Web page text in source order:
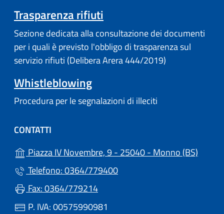
Trasparenza rifiuti
Sezione dedicata alla consultazione dei documenti
per i quali è previsto l'obbligo di trasparenza sul
servizio rifiuti (Delibera Arera 444/2019)
Whistleblowing
Procedura per le segnalazioni di illeciti
CONTATTI
Piazza IV Novembre, 9 - 25040 - Monno (BS)
Telefono: 0364/779400
Fax: 0364/779214
P. IVA: 00575990981